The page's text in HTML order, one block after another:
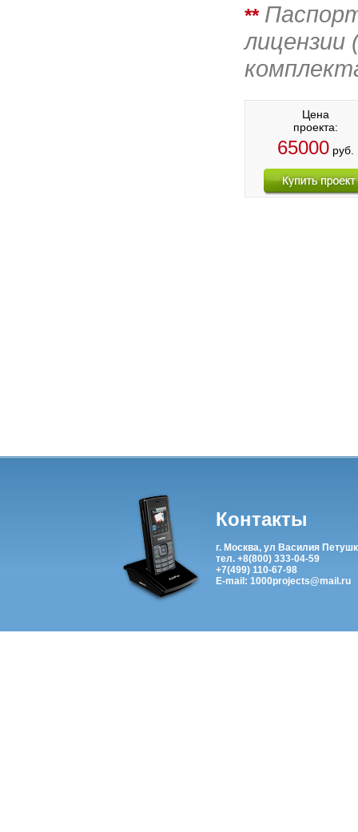
**
лицензии
Цена
проекта:
65000руб.
Контакты
г. Москва, ул Василия
тел. +8(800) 333-04-59
+7(499) 110-67-98
E-mail: 1000projects@mail.ru